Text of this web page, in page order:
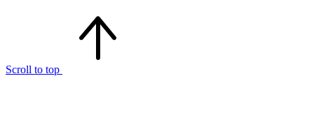
Scroll to top